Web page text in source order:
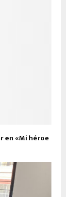
en «Mi héroe